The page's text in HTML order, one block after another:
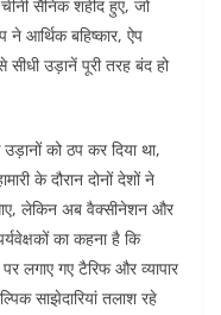
सैनिक शहीद हुए, जो
आर्थिक बहिष्कार, ऐप
सीधी उड़ानें पूरी तरह बंद हो
को ठप कर दिया था,
के दौरान दोनों देशों ने
लेकिन अब वैक्सीनेशन और
का कहना है कि
पर लगाए गए टैरिफ और व्यापार
साझेदारियां तलाश रहे